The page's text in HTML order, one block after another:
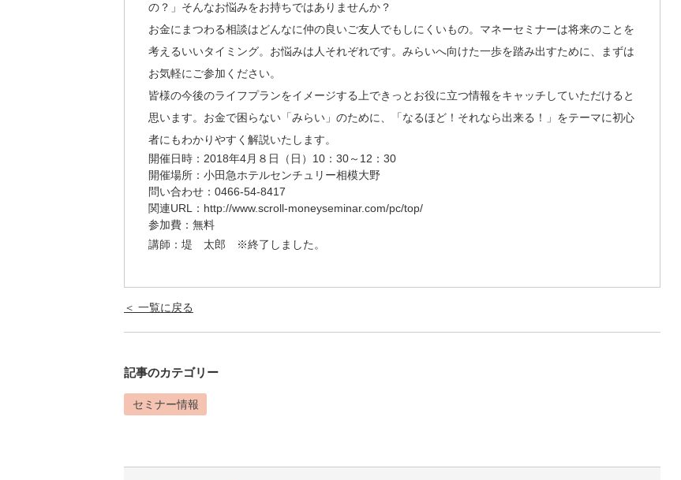
の？」そんなお悩みをお持ちではありませんか？
お金にまつわる相談はどんなに仲の良いご友人でもしにくいもの。マネーセミナーは将来のことを
考えるいいタイミング。お悩みは人それぞれです。みらいへ向けた一歩を踏み出すために、まずは
お気軽にご参加ください。
皆様の今後のライフプランをイメージする上できっとお役に立つ情報をキャッチしていただけると
思います。お金で困らない「みらい」のために、「なるほど！それなら出来る！」をテーマに初心
者にもわかりやすく解説いたします。
開催日時：2018年4月８日（日）10：30～12：30
開催場所：小田急ホテルセンチュリー相模大野
問い合わせ：0466-54-8417
関連URL： http://www.scroll-moneyseminar.com/pc/top/
参加費：無料
講師：堤 太郎 ※終了しました。
＜ 一覧に戻る
記事のカテゴリー
セミナー情報